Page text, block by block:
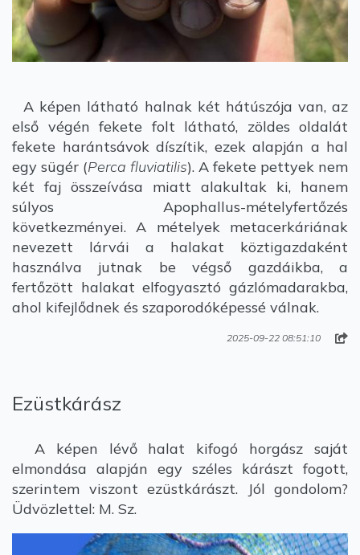
A képen látható halnak két hátúszója van, az
első végén fekete folt látható, zöldes oldalát
fekete harántsávok díszítik, ezek alapján a hal
egy sügér (Perca fluviatilis). A fekete pettyek nem
két faj összeívása miatt alakultak ki, hanem
súlyos Apophallus-mételyfertőzés
következményei. A mételyek metacerkáriának
nevezett lárvái a halakat köztigazdaként
használva jutnak be végső gazdáikba, a
fertőzött halakat elfogyasztó gázlómadarakba,
ahol kifejlődnek és szaporodóképessé válnak.
2025-09-22 08:51:10
Ezüstkárász
A képen lévő halat kifogó horgász saját
elmondása alapján egy széles kárászt fogott,
szerintem viszont ezüstkárászt. Jól gondolom?
Üdvözlettel: M. Sz.